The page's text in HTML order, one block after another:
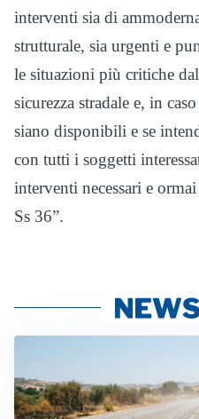
interventi sia di
strutturale, sia urgenti e
le situazioni più critiche
sicurezza stradale e, in
siano disponibili e se
con tutti i soggetti
interventi necessari e
Ss 36”.